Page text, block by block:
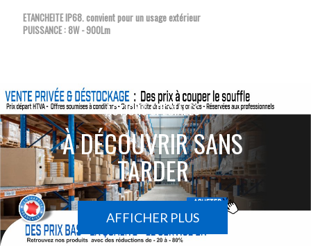
ETANCHEITE IP68. convient pour un usage extérieur
PUISSANCE : 8W - 900Lm
ACTIONS SPÉCIALES
À DÉCOUVRIR SANS
TARDER
AFFICHER PLUS